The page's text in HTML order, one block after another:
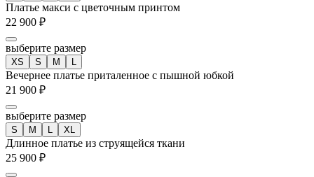
Платье макси с цветочным принтом
22 900 ₽
выберите размер
XS S M L
Вечернее платье приталенное с пышной юбкой
21 900 ₽
выберите размер
S M L XL
Длинное платье из струящейся ткани
25 900 ₽